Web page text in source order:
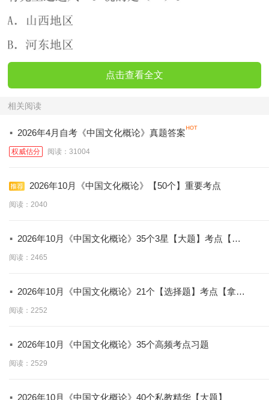
点击查看全文
相关阅读
· 2026年4月自考《中国文化概论》真题答案
权威估分 阅读：31004
2026年10月《中国文化概论》【50个】重要考点
阅读：2040
· 2026年10月《中国文化概论》35个3星【大题】考点【拿
分必背】
阅读：2465
· 2026年10月《中国文化概论》21个【选择题】考点【拿分
必学】
阅读：2252
· 2026年10月《中国文化概论》35个高频考点习题
阅读：2529
2026年10月《中国文化概论》40个私教精华【大题】